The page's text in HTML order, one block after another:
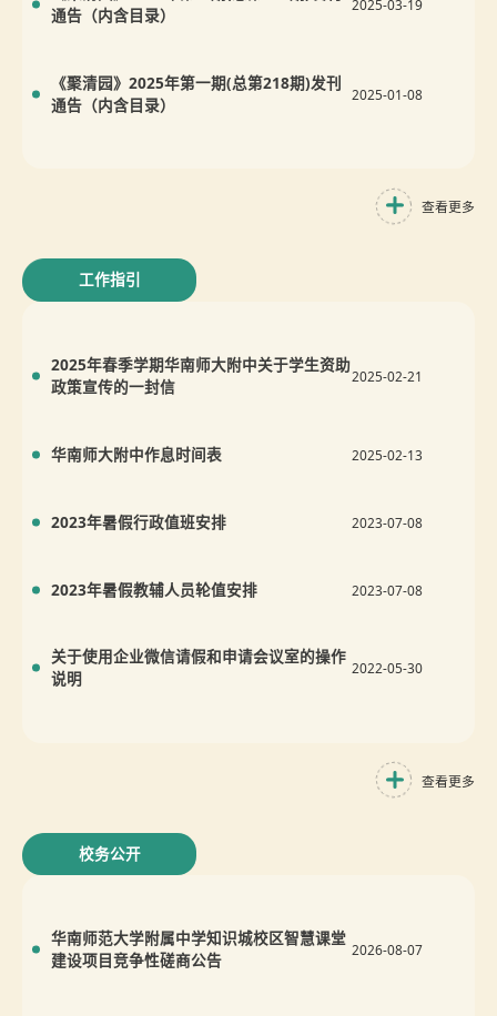
通告（内含目录）
2025-03-19
《聚清园》2025年第一期(总第218期)发刊
通告（内含目录）
2025-01-08
查看更多
工作指引
2025年春季学期华南师大附中关于学生资助
政策宣传的一封信
2025-02-21
华南师大附中作息时间表 2025-02-13
2023年暑假行政值班安排 2023-07-08
2023年暑假教辅人员轮值安排 2023-07-08
关于使用企业微信请假和申请会议室的操作
说明
2022-05-30
查看更多
校务公开
华南师范大学附属中学知识城校区智慧课堂
建设项目竞争性磋商公告
2026-08-07